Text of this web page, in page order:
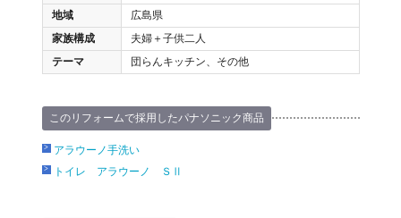
地域
広島県
家族構成
夫婦＋子供二人
テーマ
団らんキッチン、その他
このリフォームで採用したパナソニック商品
アラウーノ手洗い
トイレ アラウーノ ＳⅡ